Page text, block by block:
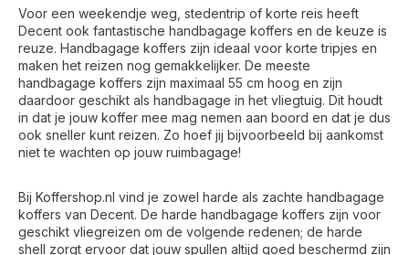
Voor 17:00 besteld, is vandaag verzonden (ma-vr)
Voor een weekendje weg, stedentrip of korte reis heeft
Decent ook fantastische handbagage koffers en de keuze is
reuze. Handbagage koffers zijn ideaal voor korte tripjes en
maken het reizen nog gemakkelijker. De meeste
handbagage koffers zijn maximaal 55 cm hoog en zijn
daardoor geschikt als handbagage in het vliegtuig. Dit houdt
in dat je jouw koffer mee mag nemen aan boord en dat je dus
ook sneller kunt reizen. Zo hoef jij bijvoorbeeld bij aankomst
niet te wachten op jouw ruimbagage!
Bij Koffershop.nl vind je zowel harde als zachte handbagage
koffers van Decent. De harde handbagage koffers zijn voor
geschikt vliegreizen om de volgende redenen; de harde
shell zorgt ervoor dat jouw spullen altijd goed beschermd zijn